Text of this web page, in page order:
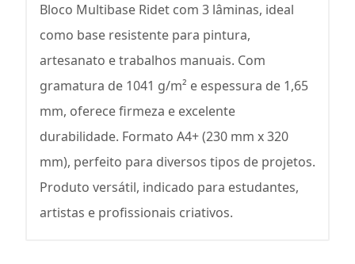
Bloco Multibase Ridet com 3 lâminas, ideal
como base resistente para pintura,
artesanato e trabalhos manuais. Com
gramatura de 1041 g/m² e espessura de 1,65
mm, oferece firmeza e excelente
durabilidade. Formato A4+ (230 mm x 320
mm), perfeito para diversos tipos de projetos.
Produto versátil, indicado para estudantes,
artistas e profissionais criativos.